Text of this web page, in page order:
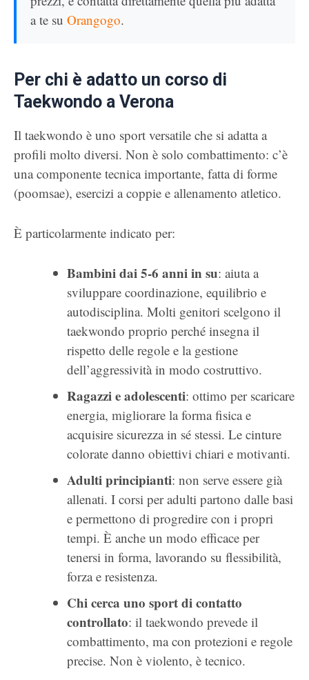
a te su Orangogo.
Per chi è adatto un corso di
Taekwondo a Verona
Il taekwondo è uno sport versatile che si adatta a
profili molto diversi. Non è solo combattimento: c’è
una componente tecnica importante, fatta di forme
(poomsae), esercizi a coppie e allenamento atletico.
È particolarmente indicato per:
Bambini dai 5-6 anni in su: aiuta a
sviluppare coordinazione, equilibrio e
autodisciplina. Molti genitori scelgono il
taekwondo proprio perché insegna il
rispetto delle regole e la gestione
dell’aggressività in modo costruttivo.
Ragazzi e adolescenti: ottimo per scaricare
energia, migliorare la forma fisica e
acquisire sicurezza in sé stessi. Le cinture
colorate danno obiettivi chiari e motivanti.
Adulti principianti: non serve essere già
allenati. I corsi per adulti partono dalle basi
e permettono di progredire con i propri
tempi. È anche un modo efficace per
tenersi in forma, lavorando su flessibilità,
forza e resistenza.
Chi cerca uno sport di contatto
controllato: il taekwondo prevede il
combattimento, ma con protezioni e regole
precise. Non è violento, è tecnico.